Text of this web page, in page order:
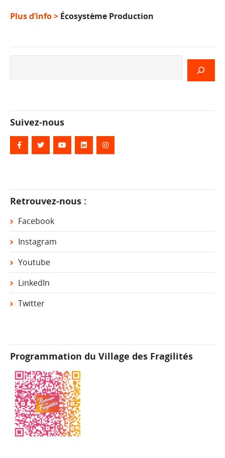
Plus d’info > Écosystème Production
Suivez-nous
Retrouvez-nous :
Facebook
Instagram
Youtube
LinkedIn
Twitter
Programmation du Village des Fragilités